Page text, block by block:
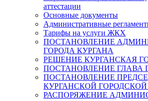
аттестации
Основные документы
Административные
Тарифы на услуги ЖКХ
ПОСТАНОВЛЕНИЕ
ГОРОДА КУРГАНА
РЕШЕНИЕ КУРГАНСКАЯ
ПОСТАНОВЛЕНИЕ ГЛАВА
ПОСТАНОВЛЕНИЕ
КУРГАНСКОЙ
РАСПОРЯЖЕНИЕ